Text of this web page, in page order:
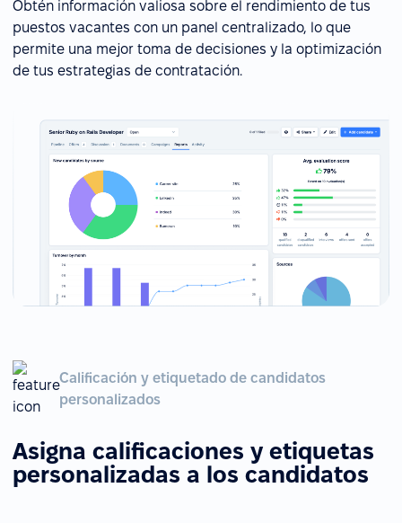
Obtén información valiosa sobre el rendimiento de tus
puestos vacantes con un panel centralizado, lo que
permite una mejor toma de decisiones y la optimización
de tus estrategias de contratación.
Calificación y etiquetado de candidatos
personalizados
Asigna calificaciones y etiquetas
personalizadas a los candidatos